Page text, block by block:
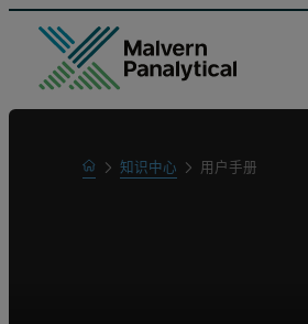
Home
Learn
知识中心 用户手册